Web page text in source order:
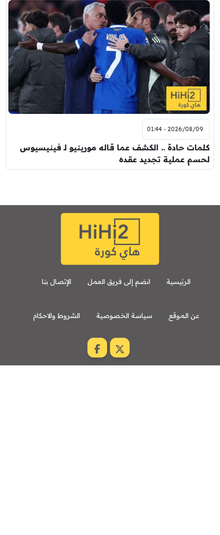
2026/08/09 - 01:44
كلمات حادة .. الكشف عما قاله مورينيو لـ فينيسيوس
لحسم عملية تجديد عقده
الرئيسية انضم إلى فريق العمل الإتصال بنا
عن الموقع سياسة الخصوصية الشروط والاحكام